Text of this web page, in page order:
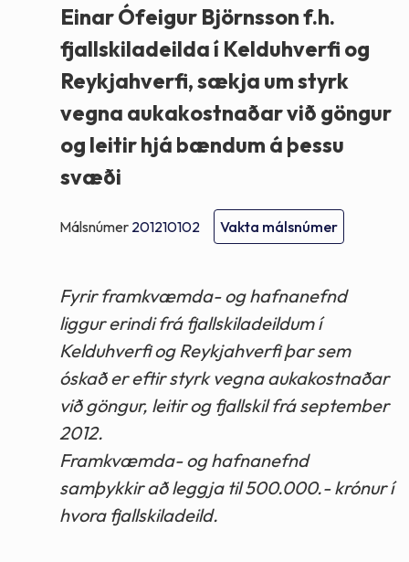
Einar Ófeigur Björnsson f.h.
fjallskiladeilda í Kelduhverfi og
Reykjahverfi, sækja um styrk
vegna aukakostnaðar við göngur
og leitir hjá bændum á þessu
svæði
Málsnúmer 201210102 Vakta málsnúmer
Fyrir framkvæmda- og hafnanefnd
liggur erindi frá fjallskiladeildum í
Kelduhverfi og Reykjahverfi þar sem
óskað er eftir styrk vegna aukakostnaðar
við göngur, leitir og fjallskil frá september
2012.
Framkvæmda- og hafnanefnd
samþykkir að leggja til 500.000.- krónur í
hvora fjallskiladeild.